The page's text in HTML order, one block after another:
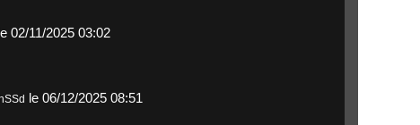
02/11/2025 03:02
le 06/12/2025 08:51